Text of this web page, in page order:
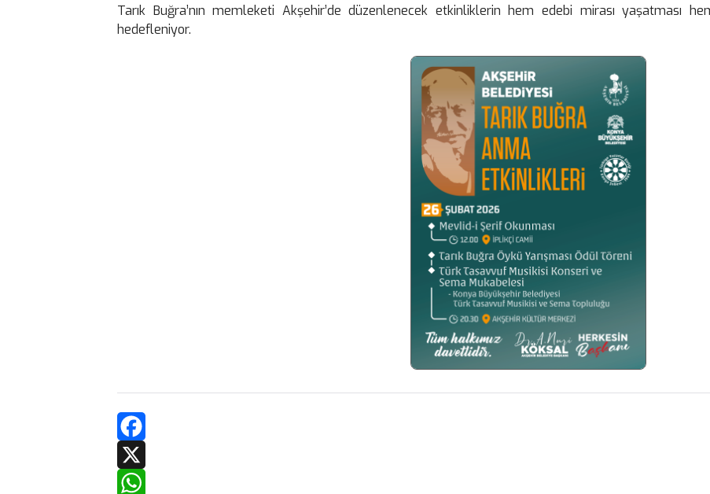
Tarık Buğra’nın memleketi Akşehir’de düzenlenecek etkinliklerin hem edebi mirası yaşatması
hedefleniyor.